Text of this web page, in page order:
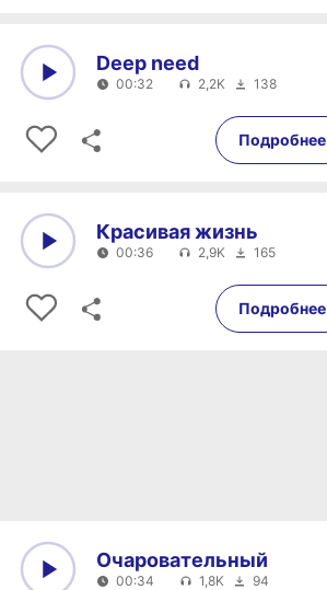
00:32
Deep need
00:32 2,2K 138
Подробнее
00:36
Красивая жизнь
00:36 2,9K 165
Подробнее
Очаровательный
00:34 1,8K 94